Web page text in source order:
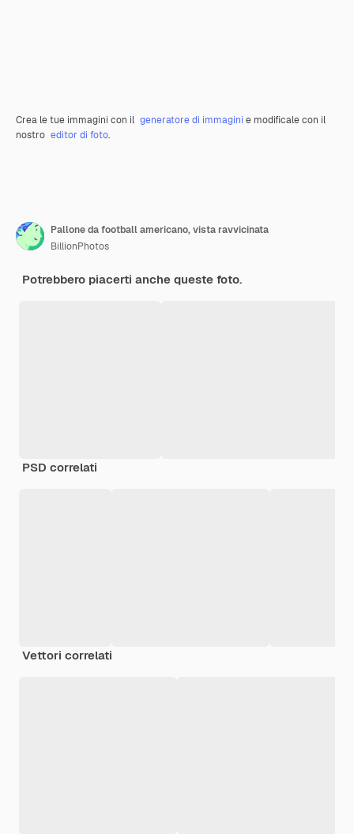
Crea le tue immagini con il generatore di immagini e modificale con il
nostro editor di foto.
Pallone da football americano, vista ravvicinata
BillionPhotos
Potrebbero piacerti anche queste foto.
PSD correlati
Vettori correlati